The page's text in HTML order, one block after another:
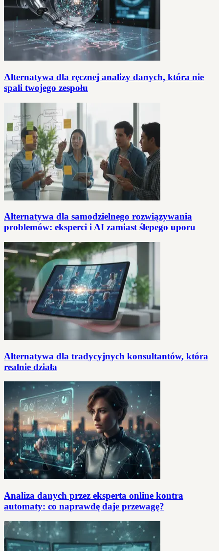
Alternatywa dla ręcznej analizy danych, która nie
spali twojego zespołu
Alternatywa dla samodzielnego rozwiązywania
problemów: eksperci i AI zamiast ślepego uporu
Alternatywa dla tradycyjnych konsultantów, która
realnie działa
Analiza danych przez eksperta online kontra
automaty: co naprawdę daje przewagę?